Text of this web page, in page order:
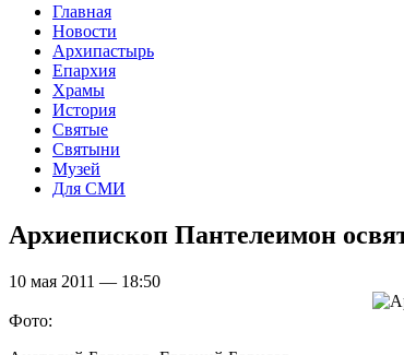
Главная
Новости
Архипастырь
Епархия
Храмы
История
Святые
Святыни
Музей
Для СМИ
Архиепископ Пантелеимон
10 мая 2011 — 18:50
Фото: